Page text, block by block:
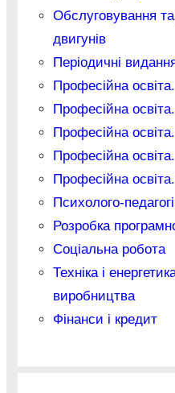
Обслуговування
двигунів
Періодичні
Професійна
Професійна
Професійна
Професійна
Професійна
Психолого-
Розробка
Соціальна робота
Техніка і
виробництва
Фінанси і кредит